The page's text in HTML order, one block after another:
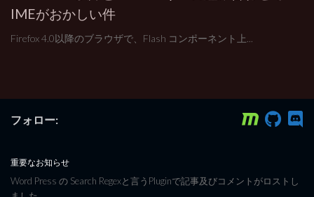
IMEがおかしい件
Firefox 4.0以降のブラウザで、Flash コンポーネント上...
フォロー:
重要なお知らせ
Word Press の Search Regexと言うPluginで記事及びコメントがロストし